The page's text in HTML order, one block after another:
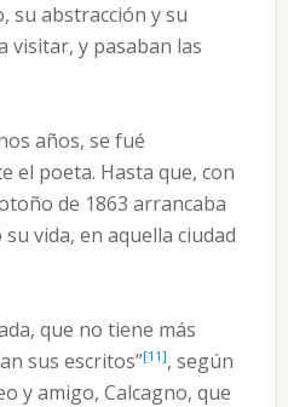
su abstracción y su
visitar, y pasaban las
años, se fué
el poeta. Hasta que, con
de 1863 arrancaba
vida, en aquella ciudad
que no tiene más
sus escritos”[11], según
y amigo, Calcagno, que